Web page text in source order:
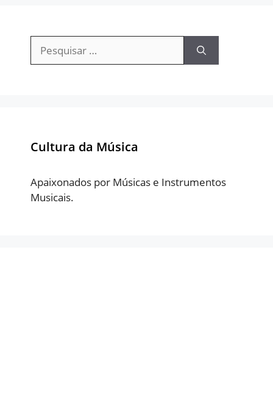
Pesquisar
por:
Cultura da Música
Apaixonados por Músicas e Instrumentos
Musicais.